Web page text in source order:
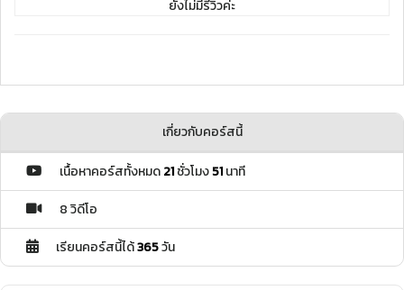
ยังไม่มีรีวิวค่ะ
เกี่ยวกับคอร์สนี้
เนื้อหาคอร์สทั้งหมด21ชั่วโมง51นาที
8 วิดีโอ
เรียนคอร์สนี้ได้365วัน